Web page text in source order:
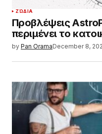
ΖΏΔΙΑ
Προβλέψεις
περιμένει το
by Pan OramaDecember 8,